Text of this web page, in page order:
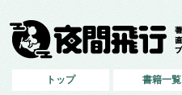
トップ 書籍一覧